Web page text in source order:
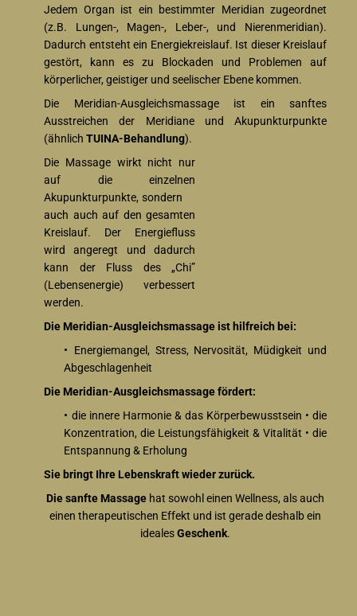
Jedem Organ ist ein bestimmter Meridian zugeordnet
(z.B. Lungen-, Magen-, Leber-, und Nierenmeridian).
Dadurch entsteht ein Energiekreislauf. Ist dieser Kreislauf
gestört, kann es zu Blockaden und Problemen auf
körperlicher, geistiger und seelischer Ebene kommen.
Die Meridian-Ausgleichsmassage ist ein sanftes
Ausstreichen der Meridiane und Akupunkturpunkte
(ähnlich TUINA-Behandlung).
Die Massage wirkt nicht nur
auf die einzelnen
Akupunkturpunkte, sondern
auch auch auf den gesamten
Kreislauf. Der Energiefluss
wird angeregt und dadurch
kann der Fluss des „Chi”
(Lebensenergie) verbessert
werden.
Die Meridian-Ausgleichsmassage ist hilfreich bei:
•
Energiemangel, Stress, Nervosität, Müdigkeit und
Abgeschlagenheit
Die Meridian-Ausgleichsmassage fördert:
• die innere Harmonie & das Körperbewusstsein • die
Konzentration, die Leistungsfähigkeit & Vitalität • die
Entspannung & Erholung
Sie bringt Ihre Lebenskraft wieder zurück.
Die sanfte Massage hat sowohl einen Wellness, als auch
einen therapeutischen Effekt und ist gerade deshalb ein
idealesGeschenk.